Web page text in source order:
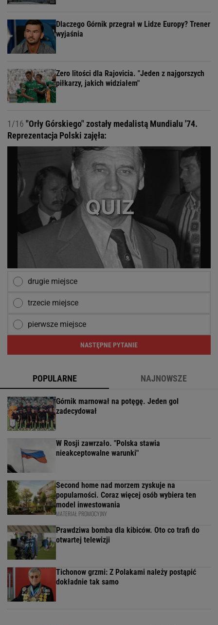
Dlaczego Górnik przegrał w Lidze Europy? Trener
wyjaśnia
Zero litości dla Rajovicia. "Jeden z najgorszych
piłkarzy, jakich widziałem"
1/16 "Orły Górskiego" zostały medalistą Mundialu '74.
Reprezentacja Polski zajęła:
drugie miejsce
trzecie miejsce
pierwsze miejsce
NASTĘPNE PYTANIE
POPULARNE NAJNOWSZE
Górnik marnował na potęgę. Jeden gol
zadecydował
W Rosji zawrzało. "Polska stawia
nieakceptowalne warunki"
Second home nad morzem zyskuje na
popularności. Coraz więcej osób wybiera ten
model inwestowania
MATERIAŁ PROMOCYJNY
Prawdziwa bomba dla kibiców. Oto co trafi do
otwartej telewizji
Tichonow grzmi: Z Polakami należy postąpić
dokładnie tak samo